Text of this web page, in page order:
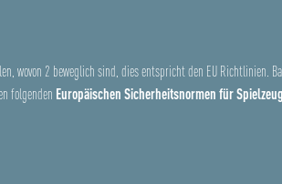
wovon 2 beweglich sind, dies entspricht den EU Richtlinien.
folgenden Europäischen Sicherheitsnormen für